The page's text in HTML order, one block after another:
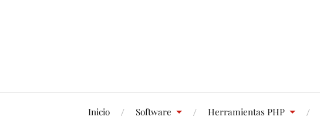
Inicio Software Herramientas PHP